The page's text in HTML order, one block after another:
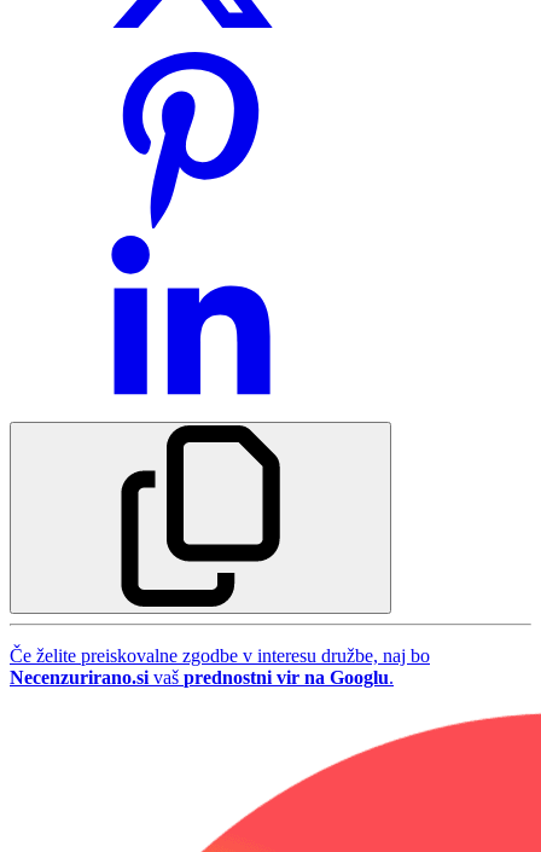
Če želite preiskovalne zgodbe v interesu družbe, naj bo
Necenzurirano.si vaš prednostni vir na Googlu.